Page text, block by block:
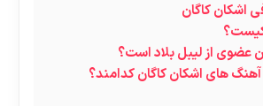
اشکان کاگان
کیست؟
عضوی از لیبل بلاد است؟
های اشکان کاگان کدامند؟